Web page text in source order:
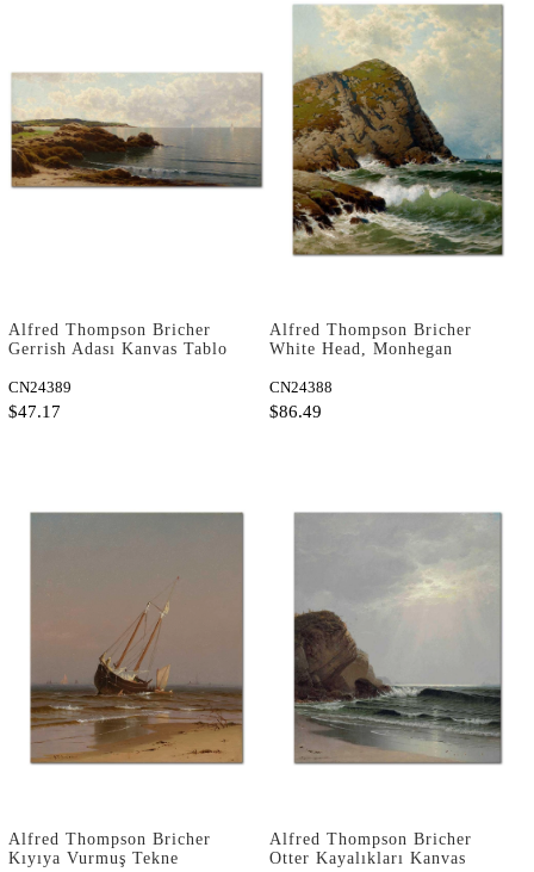
Alfred Thompson Bricher
Gerrish Adası Kanvas Tablo
CN24389
$47.17
Alfred Thompson Bricher
White Head, Monhegan
CN24388
$86.49
Alfred Thompson Bricher
Kıyıya Vurmuş Tekne
Alfred Thompson Bricher
Otter Kayalıkları Kanvas